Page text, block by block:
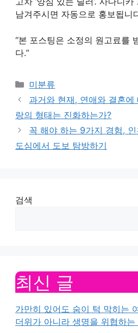
남겨주시면 자동으로 홍보됩
“본 포스팅은 소정의 원고료를
다.”
Categories
미분류
과거와 현재, 연애와 결혼
랑의 형태는 진화하는가?
꼭 해야 하는 9가지 경험,
도심에서 도보 탐방하기
검색
최신 글
가만히 있어도 숨이 턱 막히는
더위가 아니라 생명을 위협하